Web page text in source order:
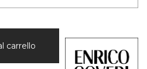
carrello